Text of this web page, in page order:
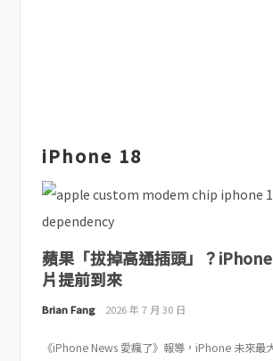
iPhone 18
蘋果「拔掉高通插頭」？
片提前到來
Brian Fang 2026 年 7 月 30 日
《iPhone News 愛瘋了》報導，iPhone 未來最